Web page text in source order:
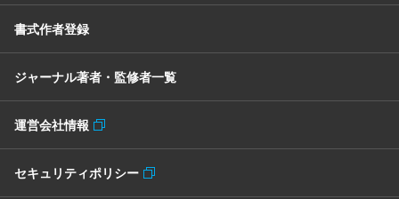
書式作者登録
ジャーナル著者・監修者一覧
運営会社情報
セキュリティポリシー